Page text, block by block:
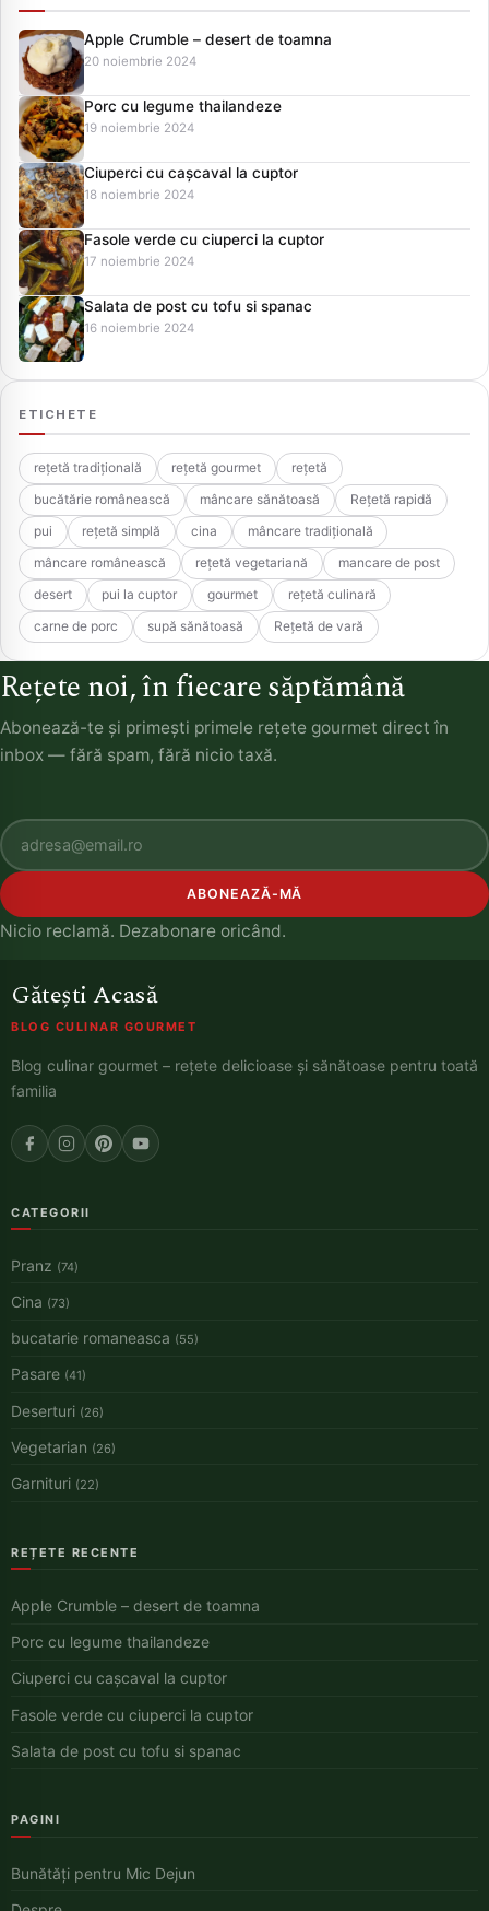
Apple Crumble – desert de toamna
20 noiembrie 2024
Porc cu legume thailandeze
19 noiembrie 2024
Ciuperci cu cașcaval la cuptor
18 noiembrie 2024
Fasole verde cu ciuperci la cuptor
17 noiembrie 2024
Salata de post cu tofu si spanac
16 noiembrie 2024
ETICHETE
rețetă tradițională rețetă gourmet
rețetă
bucătărie românească
mâncare sănătoasă
Rețetă rapidă
pui
rețetă simplă cina
mâncare tradițională
mâncare românească
rețetă vegetariană
mancare de post
desert
pui la cuptor gourmet
rețetă culinară
carne de porc
supă sănătoasă Rețetă de vară
Rețete noi, în fiecare săptămână
Abonează-te și primești primele rețete gourmet direct în
inbox — fără spam, fără nicio taxă.
ABONEAZĂ-MĂ
Nicio reclamă. Dezabonare oricând.
Gătești Acasă
BLOG CULINAR GOURMET
Blog culinar gourmet – rețete delicioase și sănătoase pentru toată
familia
CATEGORII
Pranz (74)
Cina (73)
bucatarie romaneasca (55)
Pasare (41)
Deserturi (26)
Vegetarian (26)
Garnituri (22)
REȚETE RECENTE
Apple Crumble – desert de toamna
Porc cu legume thailandeze
Ciuperci cu cașcaval la cuptor
Fasole verde cu ciuperci la cuptor
Salata de post cu tofu si spanac
PAGINI
Bunătăți pentru Mic Dejun